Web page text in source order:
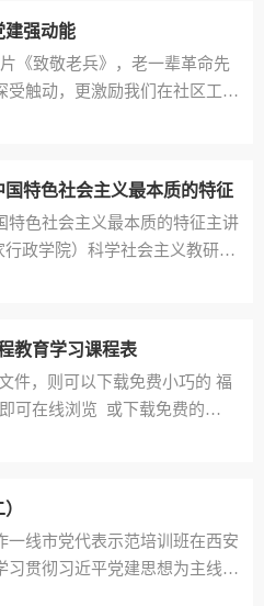
群服务中心全部完成迭代升
角、暖心服务站等功能区。村级
建强动能
《致敬老兵》，老一辈革命先
受触动，更激励我们在社区工作
日，宝鸡市凤翔区城关镇东大
列精品党员电教片，用镜头记
文化中的党员故事，使电教片成
特色社会主义最本质的特征
特色社会主义最本质的特征主讲
政学院）科学社会主义教研部
中国共产党成立105周年之
“坚持党的领导是中国特色社会
社会主义是科学社会主义基本
教育学习课程表
件，则可以下载免费小巧的 福
可在线浏览 或下载免费的
后即可在线浏览 或下载此 PDF
一线市党代表示范培训班在西安
习贯彻习近平党建思想为主线，
层治理、党代表作用发挥与新